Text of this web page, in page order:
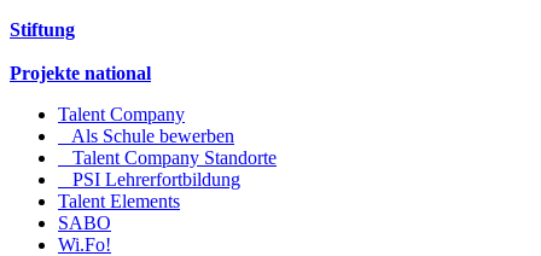
Stiftung
Projekte national
Talent Company
Als Schule bewerben
Talent Company Standorte
PSI Lehrerfortbildung
Talent Elements
SABO
Wi.Fo!